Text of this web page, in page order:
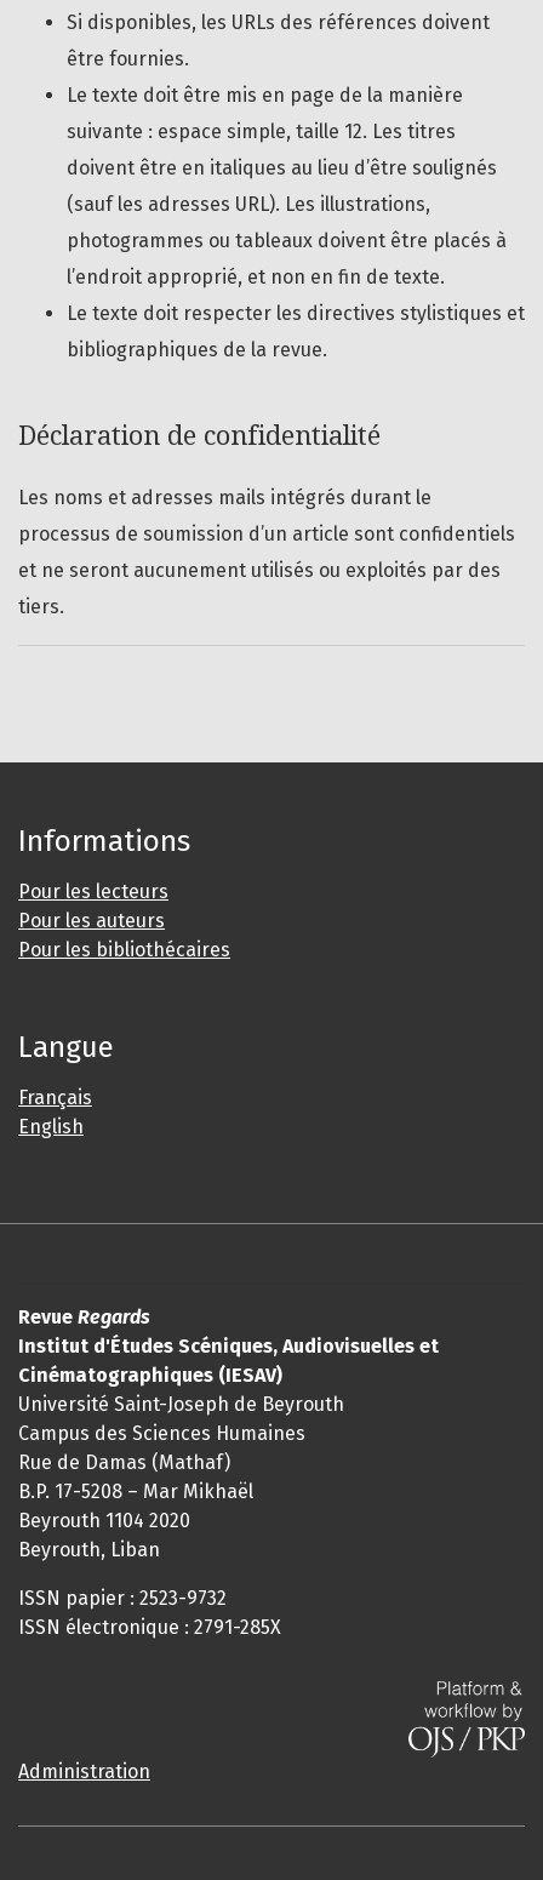
Si disponibles, les URLs des références doivent
être fournies.
Le texte doit être mis en page de la manière
suivante : espace simple, taille 12. Les titres
doivent être en italiques au lieu d’être soulignés
(sauf les adresses URL). Les illustrations,
photogrammes ou tableaux doivent être placés à
l’endroit approprié, et non en fin de texte.
Le texte doit respecter les directives stylistiques et
bibliographiques de la revue.
Déclaration de confidentialité
Les noms et adresses mails intégrés durant le
processus de soumission d’un article sont confidentiels
et ne seront aucunement utilisés ou exploités par des
tiers.
Informations
Pour les lecteurs
Pour les auteurs
Pour les bibliothécaires
Langue
Français
English
Revue Regards
Institut d'Études Scéniques, Audiovisuelles et
Cinématographiques (IESAV)
Université Saint-Joseph de Beyrouth
Campus des Sciences Humaines
Rue de Damas (Mathaf)
B.P. 17-5208 – Mar Mikhaël
Beyrouth 1104 2020
Beyrouth, Liban
ISSN papier : 2523-9732
ISSN électronique : 2791-285X
Administration